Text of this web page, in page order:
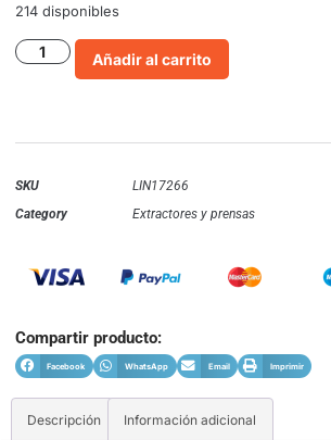
214 disponibles
Añadir al carrito
SKU
LIN17266
Category
Extractores y prensas
Compartir producto:
Facebook WhatsApp Email Imprimir
Descripción Información adicional